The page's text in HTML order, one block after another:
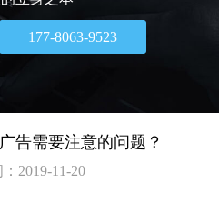
177-8063-9523
告需要注意的问题？
2019-11-20